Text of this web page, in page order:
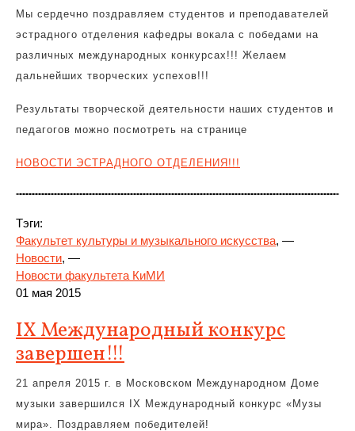
Мы сердечно поздравляем студентов и преподавателей
эстрадного отделения кафедры вокала с победами на
различных международных конкурсах!!! Желаем
дальнейших творческих успехов!!!
Результаты творческой деятельности наших студентов и
педагогов можно посмотреть на странице
НОВОСТИ ЭСТРАДНОГО ОТДЕЛЕНИЯ!!!
Тэги:
Факультет культуры и музыкального искусства, —
Новости, —
Новости факультета КиМИ
01 мая 2015
IX Международный конкурс
завершен!!!
21 апреля 2015 г. в Московском Международном Доме
музыки завершился IX Международный конкурс «Музы
мира». Поздравляем победителей!